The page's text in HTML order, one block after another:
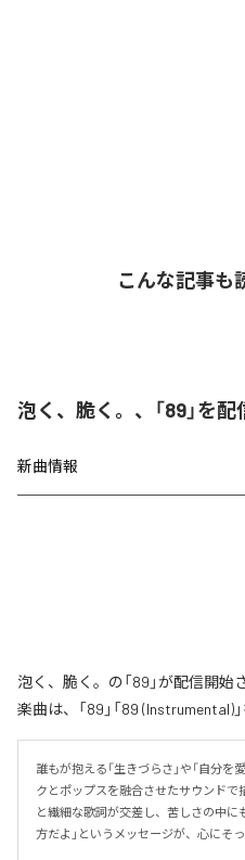
こんな記事も
泡く、脆く。、「89」を
新曲情報
泡く、脆く。の「89」が配信開
楽曲は、「89」「89 (Instrumental)
誰もが抱える「生きづらさ」や「自分
クとポップスを融合させたサウンドで
と繊細な歌詞が交差し、苦しさの中に
方だよ」というメッセージが、心にそ